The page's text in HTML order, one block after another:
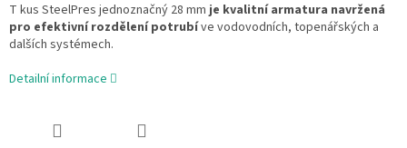
T kus SteelPres jednoznačný 28 mmje kvalitní armatura navržená
pro efektivní rozdělení potrubíve vodovodních, topenářských a
dalších systémech.
Detailní informace